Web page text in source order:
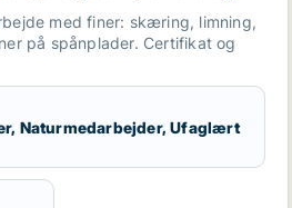
med finer: skæring, limning,
på spånplader. Certifikat og
Naturmedarbejder, Ufaglært